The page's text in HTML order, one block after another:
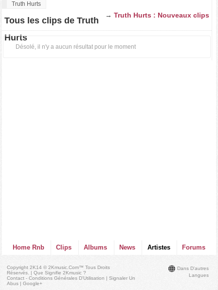
Truth Hurts
→ Truth Hurts : Nouveaux clips
Tous les clips de Truth
Hurts
Désolé, il n'y a aucun résultat pour le moment
Home Rnb Clips Albums News Artistes Forums
Dans D'autres
Langues
Copyright 2K14 © 2Kmusic.com™Tous Droits
Réservés . |Que Signifie 2Kmusic ?
Contact - Conditions Générales D'Utilisation |Signaler Un
Abus |Google+